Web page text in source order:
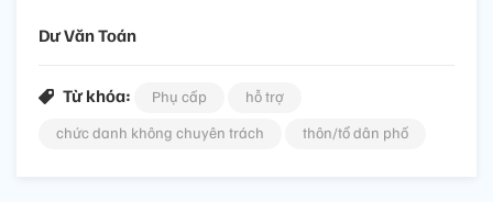
Dư Văn Toán
Từ khóa: Phụ cấp
hỗ trợ
chức danh không chuyên trách
thôn/tổ dân phố